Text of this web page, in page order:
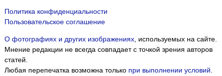
Политика конфиденциальности
Пользовательское соглашение
О фотографиях и других изображениях, используемых на сайте.
Мнение редакции не всегда совпадает с точкой зрения авторов
статей.
Любая перепечатка возможна только при выполнении условий